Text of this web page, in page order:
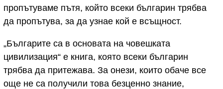
пропътуваме пътя, който всеки българин трябва
да пропътува, за да узнае кой е всъщност.
„Българите са в основата на човешката
цивилизация“ е книга, която всеки българин
трябва да притежава. За онези, които обаче все
още не са получили това безценно знание,